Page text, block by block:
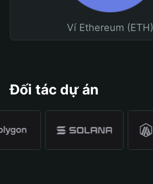
Ví Ethereum (ETH)
Đối tác dự án